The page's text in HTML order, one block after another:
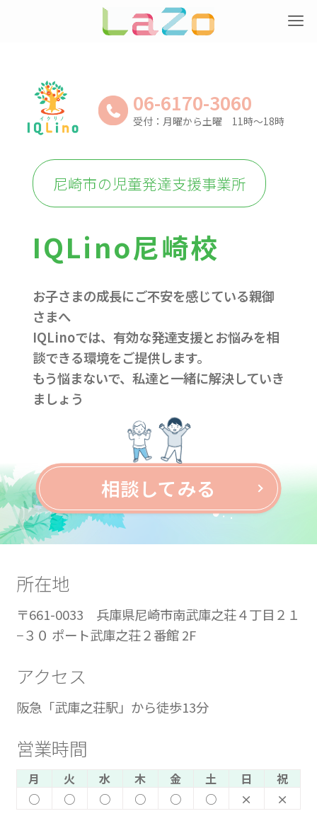
06-6170-3060
受付：月曜から土曜 11時～18時
尼崎市の児童発達支援事業所
IQLino尼崎校
お子さまの成長にご不安を感じている親御
さまへ
IQLinoでは、有効な発達支援とお悩みを相
談できる環境をご提供します。
もう悩まないで、私達と一緒に解決していき
ましょう
相談してみる
所在地
〒661-0033 兵庫県尼崎市南武庫之荘４丁目２１
−３０ ポート武庫之荘２番館 2F
アクセス
阪急「武庫之荘駅」から徒歩13分
営業時間
月 火 水 木 金 土 日
祝
○
○ ○ ○ ○ ○ × ×